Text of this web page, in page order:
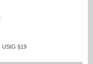
UStG §19